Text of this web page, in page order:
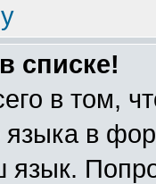
списке!
в том,
в